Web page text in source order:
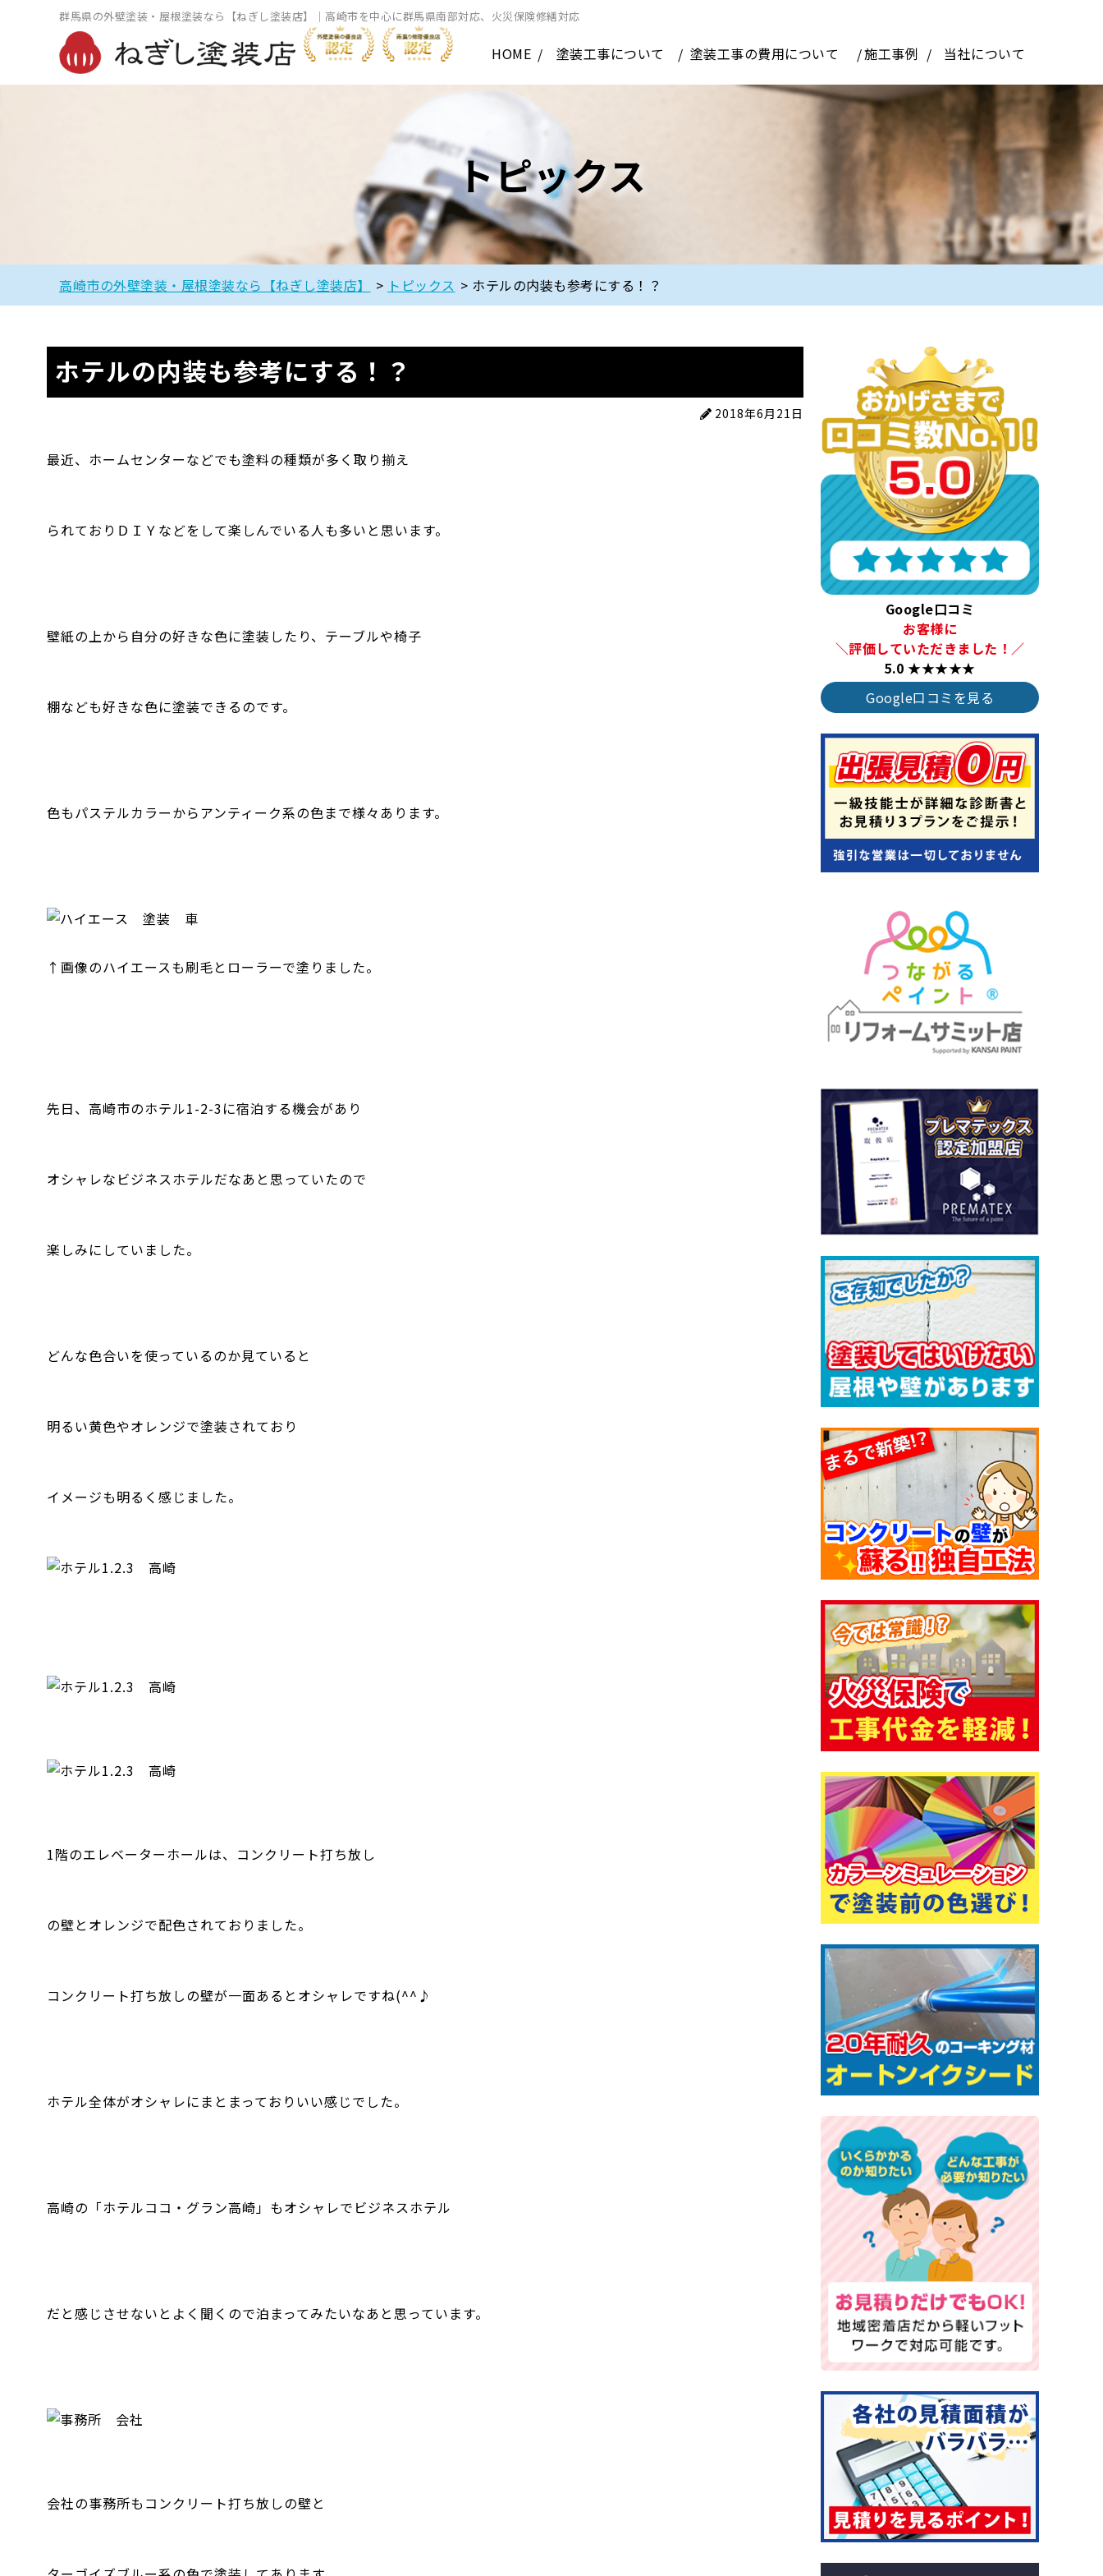
群馬県の外壁塗装・屋根塗装なら【ねぎし塗装店】｜高崎市を中心に群馬県南部対応、火災保険修繕対応
HOME 塗装工事について 塗装工事の費用について 施工事例 当社について
トピックス
高崎市の外壁塗装・屋根塗装なら【ねぎし塗装店】 > トピックス > ホテルの内装も参考にする！？
ホテルの内装も参考にする！？
2018年6月21日
最近、ホームセンターなどでも塗料の種類が多く取り揃え
られておりＤＩＹなどをして楽しんでいる人も多いと思います。
壁紙の上から自分の好きな色に塗装したり、テーブルや椅子
棚なども好きな色に塗装できるのです。
色もパステルカラーからアンティーク系の色まで様々あります。
↑画像のハイエースも刷毛とローラーで塗りました。
先日、高崎市のホテル1-2-3に宿泊する機会があり
オシャレなビジネスホテルだなあと思っていたので
楽しみにしていました。
どんな色合いを使っているのか見ていると
明るい黄色やオレンジで塗装されており
イメージも明るく感じました。
1階のエレベーターホールは、コンクリート打ち放し
の壁とオレンジで配色されておりました。
コンクリート打ち放しの壁が一面あるとオシャレですね(^^♪
ホテル全体がオシャレにまとまっておりいい感じでした。
高崎の「ホテルココ・グラン高崎」もオシャレでビジネスホテル
だと感じさせないとよく聞くので泊まってみたいなあと思っています。
会社の事務所もコンクリート打ち放しの壁と
Google口コミ
お客様に
＼評価していただきました！／
5.0 ★★★★★
Google口コミを見る